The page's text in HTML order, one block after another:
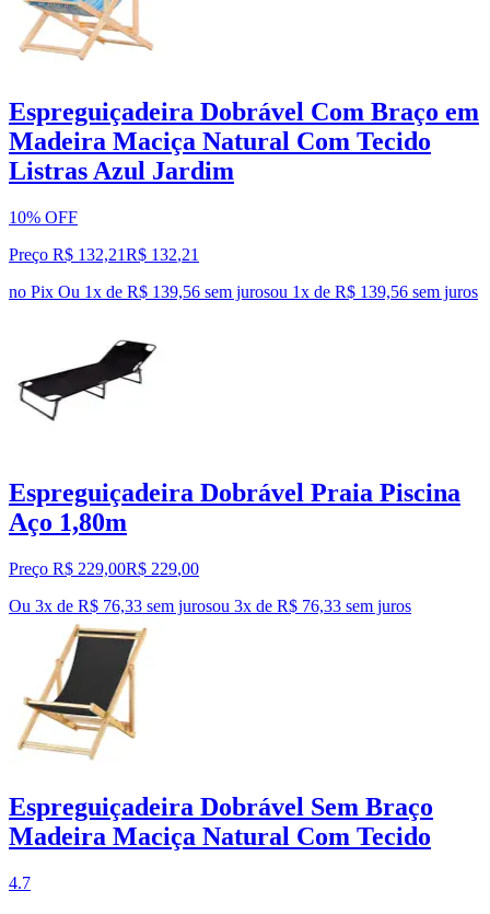
Espreguiçadeira Dobrável Com Braço em
Madeira Maciça Natural Com Tecido
Listras Azul Jardim
10% OFF
Preço R$ 132,21R$ 132,21
no Pix Ou 1x de R$ 139,56 sem jurosou 1x de R$ 139,56 sem juros
Espreguiçadeira Dobrável Praia Piscina
Aço 1,80m
Preço R$ 229,00R$ 229,00
Ou 3x de R$ 76,33 sem jurosou 3x de R$ 76,33 sem juros
Espreguiçadeira Dobrável Sem Braço
Madeira Maciça Natural Com Tecido
4.7